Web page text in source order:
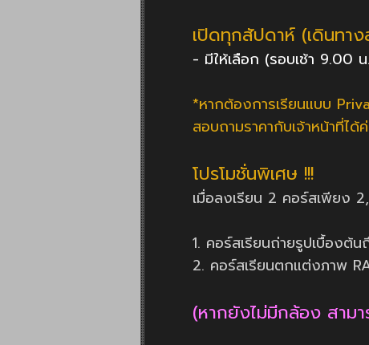
เปิดทุกสัปดาห์ (เดินทา
- มีให้เลือก (รอบเช้า 9.00
*หากต้องการเรียนแบบ
สอบถามราคากับเจ้าหน้าที่ได้ค่
โปรโมชั่นพิเศษ !!!
เมื่อลงเรียน 2 คอร์สเพียง
1. คอร์สเรียนถ่ายรูปเบื้องต้
2. คอร์สเรียนตกแต่งภาพ
(หากยังไม่มีกล้อง สามา